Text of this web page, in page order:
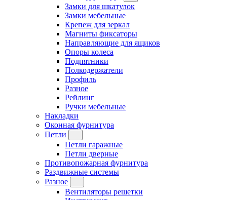
Замки для шкатулок
Замки мебельные
Крепеж для зеркал
Магниты фиксаторы
Направляющие для ящиков
Опоры колеса
Подпятники
Полкодержатели
Профиль
Разное
Рейлинг
Ручки мебельные
Накладки
Оконная фурнитура
Петли
Петли гаражные
Петли дверные
Противопожарная фурнитура
Раздвижные системы
Разное
Вентиляторы решетки